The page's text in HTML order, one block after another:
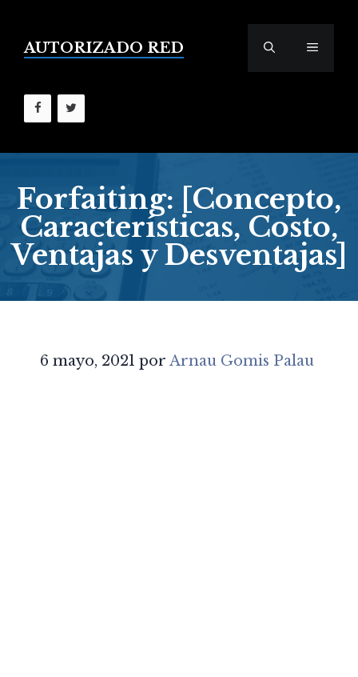
contenido
AUTORIZADO RED MENÚ
Forfaiting: [Concepto,
Características, Costo,
Ventajas y Desventajas]
6 mayo, 2021 por Arnau Gomis Palau